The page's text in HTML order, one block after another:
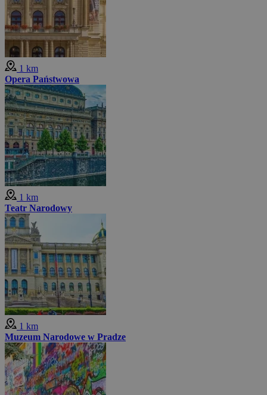
1 km
Opera Państwowa
1 km
Teatr Narodowy
1 km
Muzeum Narodowe w Pradze